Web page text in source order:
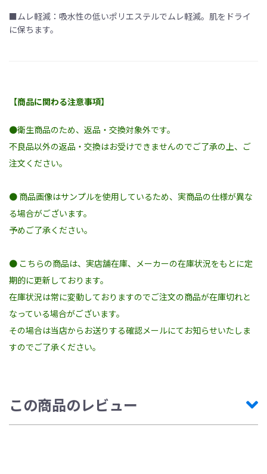
■ムレ軽減：吸水性の低いポリエステルでムレ軽減。肌をドライ
に保ちます。
【商品に関わる注意事項】
●衛生商品のため、返品・交換対象外です。
不良品以外の返品・交換はお受けできませんのでご了承の上、ご
注文ください。
● 商品画像はサンプルを使用しているため、実商品の仕様が異な
る場合がございます。
予めご了承ください。
● こちらの商品は、実店舗在庫、メーカーの在庫状況をもとに定
期的に更新しております。
在庫状況は常に変動しておりますのでご注文の商品が在庫切れと
なっている場合がございます。
その場合は当店からお送りする確認メールにてお知らせいたしま
すのでご了承ください。
この商品のレビュー